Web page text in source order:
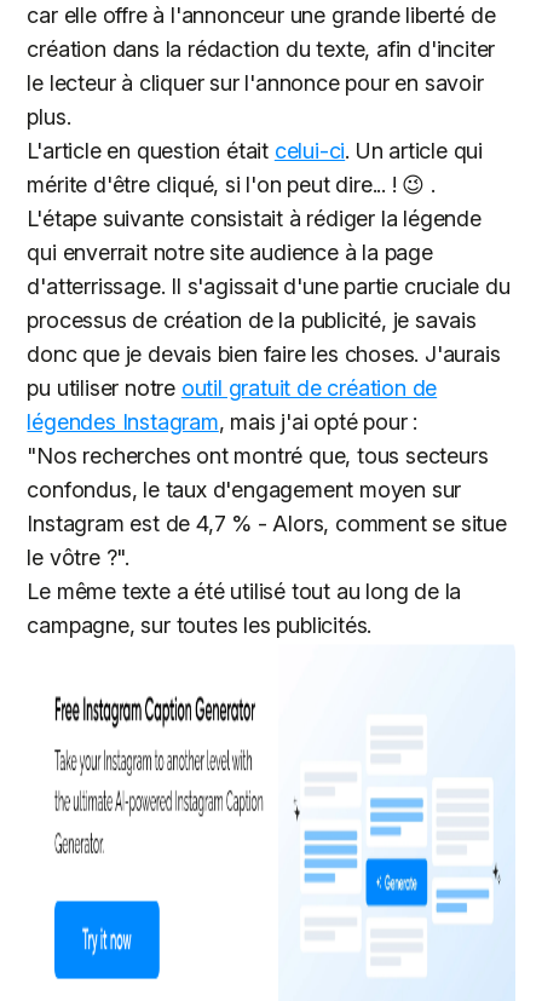
car elle offre à l'annonceur une grande liberté de
création dans la rédaction du texte, afin d'inciter
le lecteur à cliquer sur l'annonce pour en savoir
plus.
L'article en question était celui-ci. Un article qui
mérite d'être cliqué, si l'on peut dire... ! 😉 .
L'étape suivante consistait à rédiger la légende
qui enverrait notre site audience à la page
d'atterrissage. Il s'agissait d'une partie cruciale du
processus de création de la publicité, je savais
donc que je devais bien faire les choses. J'aurais
pu utiliser notre outil gratuit de création de
légendes Instagram, mais j'ai opté pour :
"Nos recherches ont montré que, tous secteurs
confondus, le taux d'engagement moyen sur
Instagram est de 4,7 % - Alors, comment se situe
le vôtre ?".
Le même texte a été utilisé tout au long de la
campagne, sur toutes les publicités.